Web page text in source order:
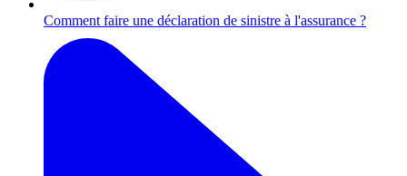
Comment faire une déclaration de sinistre à l'assurance ?